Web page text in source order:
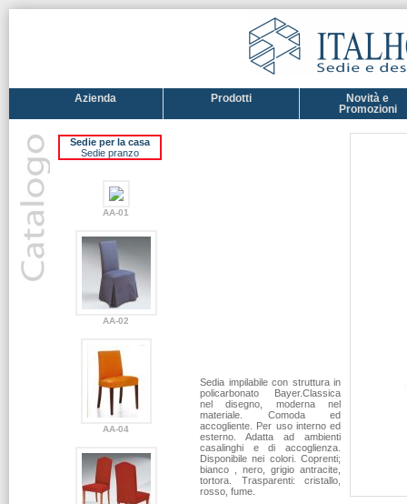
Azienda Prodotti
Novità e
Promozioni
Sedie per la casa
Sedie pranzo
AA-01
AA-02
AA-04
Sedia impilabile con struttura in
policarbonato Bayer.Classica
nel disegno, moderna nel
materiale. Comoda ed
accogliente. Per uso interno ed
esterno. Adatta ad ambienti
casalinghi e di accoglienza.
Disponibile nei colori. Coprenti;
bianco , nero, grigio antracite,
tortora. Trasparenti: cristallo,
rosso, fume.